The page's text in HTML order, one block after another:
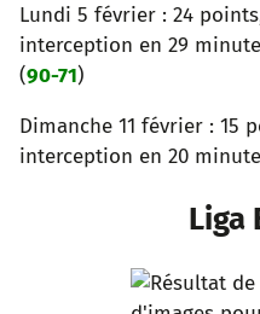
Lundi 5 février : 24
interception en 29
(90-71)
Dimanche 11 février : 15
interception en 20
Liga